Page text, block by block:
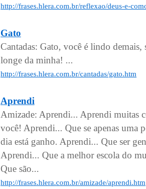
http://frases.hlera.com.br/reflexao/deus-e-
Gato
Cantadas: Gato, você é lindo
longe da minha! ...
http://frases.hlera.com.br/cantadas/gato.htm
Aprendi
Amizade: Aprendi... Aprendi muitas
você! Aprendi... Que se apenas uma
dia está ganho. Aprendi... Que ser
Aprendi... Que a melhor escola do
Que são...
http://frases.hlera.com.br/amizade/aprendi.htm